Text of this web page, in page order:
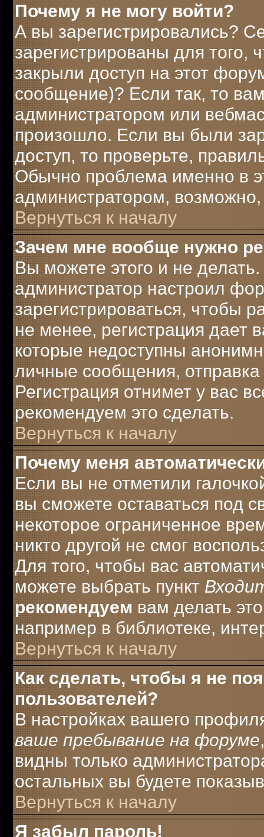
Почему я не могу войти?
А вы зарегистрировались?
зарегистрированы для
закрыли доступ на этот
сообщение)? Если так, то
администратором или
произошло. Если вы были
доступ, то проверьте,
Обычно проблема именно в
администратором,
Вернуться к началу
Зачем мне вообще нужно
Вы можете этого и не делать.
администратор настроил
зарегистрироваться, чтобы
не менее, регистрация дает
которые недоступны
личные сообщения, отправка
Регистрация отнимет у вас
рекомендуем это сделать.
Вернуться к началу
Почему меня
Если вы не отметили
вы сможете оставаться под
некоторое ограниченное
никто другой не смог
Для того, чтобы вас
можете выбрать пункт
рекомендуем вам делать
например в библиотеке,
Вернуться к началу
Как сделать, чтобы я не
пользователей?
В настройках вашего
ваше пребывание на форуме
видны только
остальных вы будете
Вернуться к началу
Я забыл пароль!